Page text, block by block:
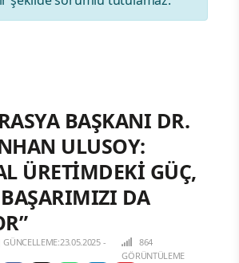
BAŞKANI DR.
ULUSOY:
ÜRETİMDEKİ GÜÇ,
DA
GÜNCELLEME:23.05.2025 -
864
GÖRÜNTÜLEME